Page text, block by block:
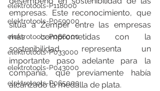
elektrotools-P118000
elektrotools-P059000
elektrotools-P086000
elektrotools-P033000
elektrotools-P043000
elektrotools-P065000
empresas. Este reconocimiento, que
sitúa a Zemper entre las empresas
más comprometidas con la
sostenibilidad, representa un
importante paso adelante para la
compañía, que previamente había
alcanzado la medalla de plata.